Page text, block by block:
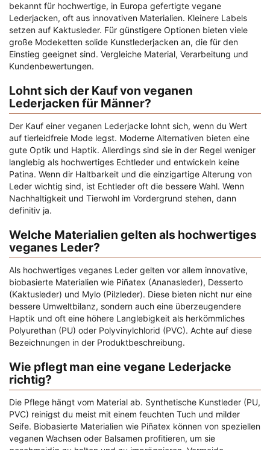
bekannt für hochwertige, in Europa gefertigte vegane
Lederjacken, oft aus innovativen Materialien. Kleinere Labels
setzen auf Kaktusleder. Für günstigere Optionen bieten viele
große Modeketten solide Kunstlederjacken an, die für den
Einstieg geeignet sind. Vergleiche Material, Verarbeitung und
Kundenbewertungen.
Lohnt sich der Kauf von veganen
Lederjacken für Männer?
Der Kauf einer veganen Lederjacke lohnt sich, wenn du Wert
auf tierleidfreie Mode legst. Moderne Alternativen bieten eine
gute Optik und Haptik. Allerdings sind sie in der Regel weniger
langlebig als hochwertiges Echtleder und entwickeln keine
Patina. Wenn dir Haltbarkeit und die einzigartige Alterung von
Leder wichtig sind, ist Echtleder oft die bessere Wahl. Wenn
Nachhaltigkeit und Tierwohl im Vordergrund stehen, dann
definitiv ja.
Welche Materialien gelten als hochwertiges
veganes Leder?
Als hochwertiges veganes Leder gelten vor allem innovative,
biobasierte Materialien wie Piñatex (Ananasleder), Desserto
(Kaktusleder) und Mylo (Pilzleder). Diese bieten nicht nur eine
bessere Umweltbilanz, sondern auch eine überzeugendere
Haptik und oft eine höhere Langlebigkeit als herkömmliches
Polyurethan (PU) oder Polyvinylchlorid (PVC). Achte auf diese
Bezeichnungen in der Produktbeschreibung.
Wie pflegt man eine vegane Lederjacke
richtig?
Die Pflege hängt vom Material ab. Synthetische Kunstleder (PU,
PVC) reinigst du meist mit einem feuchten Tuch und milder
Seife. Biobasierte Materialien wie Piñatex können von speziellen
veganen Wachsen oder Balsamen profitieren, um sie